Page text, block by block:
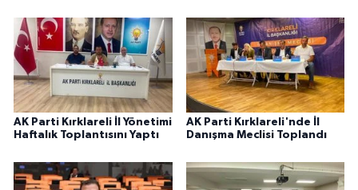
AK Parti Kırklareli İl Yönetimi
Haftalık Toplantısını Yaptı
AK Parti Kırklareli'nde İl
Danışma Meclisi Toplandı